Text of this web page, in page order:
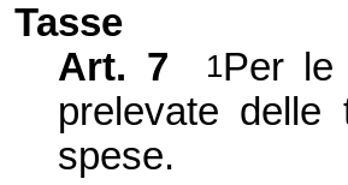
Tasse
Art. 7
1Per le
prelevate
spese.